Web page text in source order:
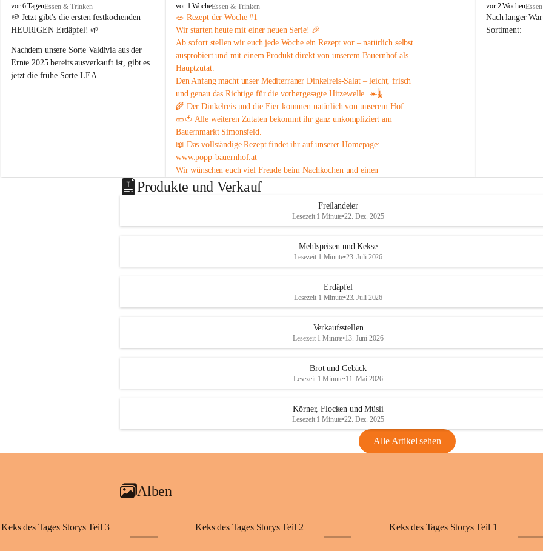
P
o
p
B
a
u
e
vor 6 TagenEssen & Trinken
🥔 Jetzt gibt's die ersten festkochenden
HEURIGEN Erdäpfel! 🌱
Nachdem unsere Sorte Valdivia aus der
Ernte 2025 bereits ausverkauft ist, gibt es
jetzt die frühe Sorte LEA.
#heurige #erdäpfel #festkochend #regional
#direktvombbauernhof #hofpopp
P
o
p
p
a
u
e
r
n
h
o
f
vor 1 WocheEssen & Trinken
🥗 Rezept der Woche #1
Wir starten heute mit einer neuen Serie! 🎉
Ab sofort stellen wir euch jede Woche ein Rezept vor – natürlich selbst
ausprobiert und mit einem Produkt direkt von unserem Bauernhof als
Hauptzutat.
Den Anfang macht unser Mediterraner Dinkelreis-Salat – leicht, frisch
und genau das Richtige für die vorhergesagte Hitzewelle. ☀️🌡️
🌾 Der Dinkelreis und die Eier kommen natürlich von unserem Hof.
🥒🍅 Alle weiteren Zutaten bekommt ihr ganz unkompliziert am
Bauernmarkt Simonsfeld.
📖 Das vollständige Rezept findet ihr auf unserer Homepage:
www.popp-bauernhof.at
Wir wünschen euch viel Freude beim Nachkochen und einen
genussvollen Sommer! 😊
P
o
p
vor 2 Wochen
Nach langer
Sortiment:
Produkte und Verkauf
Freilandeier
Lesezeit 1 Minute•22. Dez. 2025
Mehlspeisen und Kekse
Lesezeit 1 Minute•23. Juli 2026
Erdäpfel
Lesezeit 1 Minute•23. Juli 2026
Verkaufsstellen
Lesezeit 1 Minute•13. Juni 2026
Brot und Gebäck
Lesezeit 1 Minute•11. Mai 2026
Körner, Flocken und Müsli
Lesezeit 1 Minute•22. Dez. 2025
Alle Artikel sehen
Alben
Keks des Tages Storys Teil 3 Keks des Tages Storys Teil 2 Keks des Tages Storys Teil 1